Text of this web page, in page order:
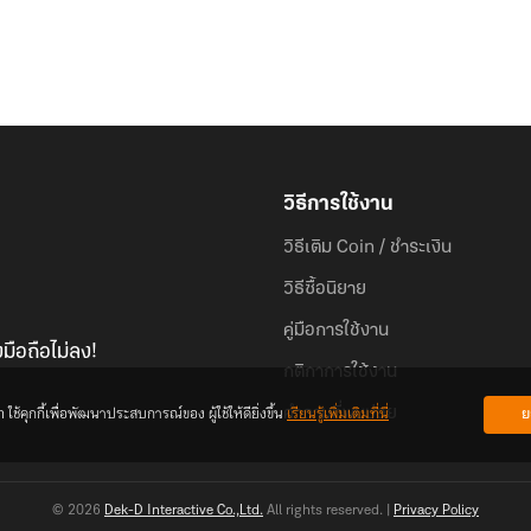
อถือไม่ลง!
วิธีการใช้งาน
วิธีเติม Coin / ชำระเงิน
วิธีซื้อนิยาย
คู่มือการใช้งาน
กติกาการใช้งาน
คำถามที่พบบ่อย
© 2026 Dek-D Interactive Co.,Ltd. All rights reserved. | Privacy Policy
ช้คุกกี้เพื่อพัฒนาประสบการณ์ของ ผู้ใช้ให้ดียิ่งขึ้นเรียนรู้เพิ่มเติมที่นี่